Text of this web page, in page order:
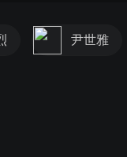
尹世雅